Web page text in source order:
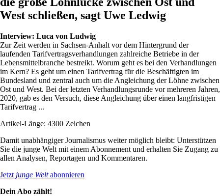
West schließen, sagt Uwe Ledwig
Interview: Luca von Ludwig
Zur Zeit werden in Sachsen-Anhalt vor dem Hintergrund der
laufenden Tarifvertragsverhandlungen zahlreiche Betriebe in der
Lebensmittelbranche bestreikt. Worum geht es bei den Verhandlungen
im Kern? Es geht um einen Tarifvertrag für die Beschäftigten im
Bundesland und zentral auch um die Angleichung der Löhne zwischen
Ost und West. Bei der letzten Verhandlungsrunde vor mehreren Jahren,
2020, gab es den Versuch, diese Angleichung über einen langfristigen
Tarifvertrag ...
Artikel-Länge: 4300 Zeichen
Damit unabhängiger Journalismus weiter möglich bleibt: Unterstützen
Sie die junge Welt mit einem Abonnement und erhalten Sie Zugang zu
allen Analysen, Reportagen und Kommentaren.
Jetzt junge Weltabonnieren
Dein Abo zählt!